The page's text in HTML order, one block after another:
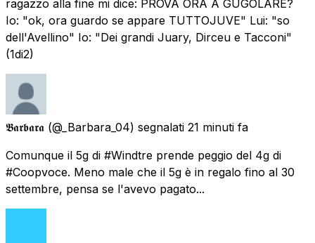
ragazzo alla fine mi dice: PROVA ORA A GUGOLARE?
Io: "ok, ora guardo se appare TUTTOJUVE" Lui: "so
dell'Avellino" Io: "Dei grandi Juary, Dirceu e Tacconi"
(1di2)
𝕭𝖆𝖗𝖇𝖆𝖗𝖆 (@_Barbara_04) segnalati 21 minuti fa
Comunque il 5g di #Windtre prende peggio del 4g di
#Coopvoce. Meno male che il 5g è in regalo fino al 30
settembre, pensa se l'avevo pagato...